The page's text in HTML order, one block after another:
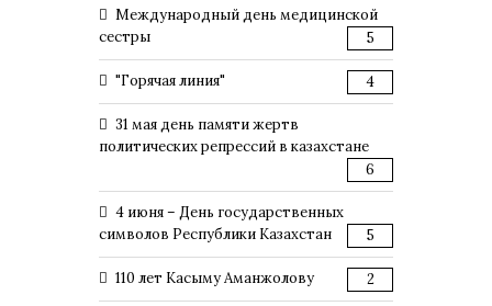
Международный день медицинской
сестры
5
"Горячая линия" 4
31 мая день памяти жертв
политических репрессий в казахстане
6
4 июня – День государственных
символов Республики Казахстан
5
110 лет Касыму Аманжолову 2